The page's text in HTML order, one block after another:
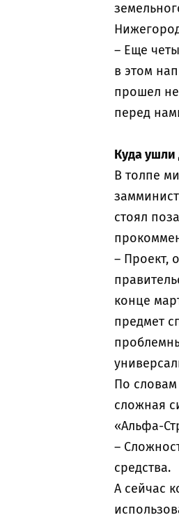
– Еще
в этом
прошел
перед
Куда ушли
В толпе
стоял
– Проект,
конце
предмет
По словам
сложная
«Альфа-
–
средства.
А сейчас